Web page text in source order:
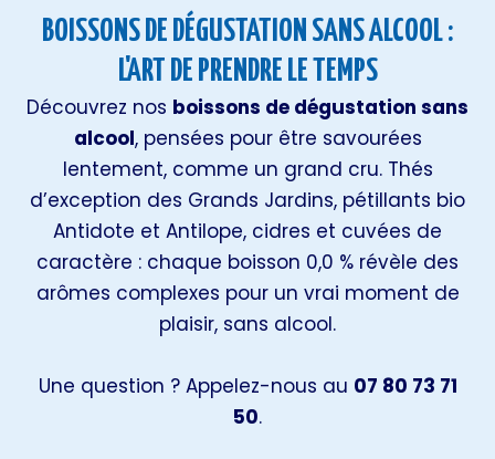
BOISSONS DE DÉGUSTATION SANS ALCOOL :
L'ART DE PRENDRE LE TEMPS
Découvrez nos boissons de dégustation sans
alcool, pensées pour être savourées
lentement, comme un grand cru. Thés
d’exception des Grands Jardins, pétillants bio
Antidote et Antilope, cidres et cuvées de
caractère : chaque boisson 0,0 % révèle des
arômes complexes pour un vrai moment de
plaisir, sans alcool.
Une question ? Appelez-nous au 07 80 73 71
50.